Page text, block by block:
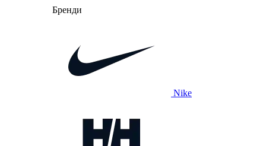
Бренди
Nike